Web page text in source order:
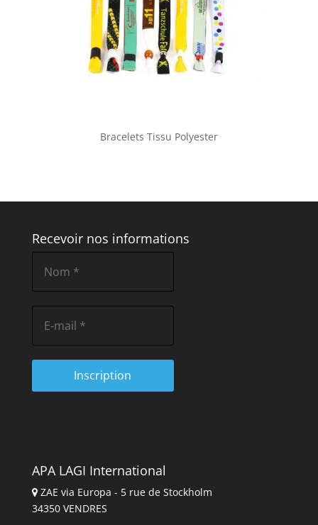
Bracelets Tissu Polyester
Recevoir nos informations
APA LAGI International
ZAE via Europa - 5 rue de Stockholm
34350 VENDRES